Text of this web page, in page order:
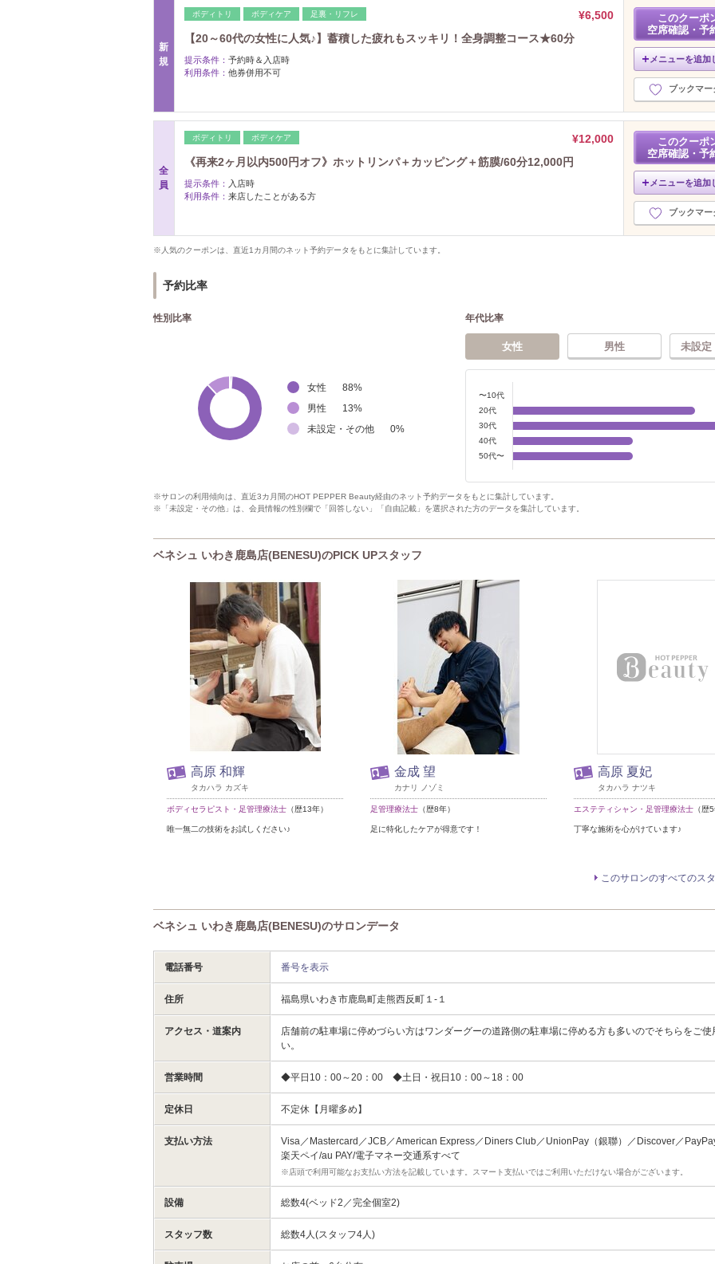
新
規
ボディトリ ボディケア 足裏・リフレ
¥6,500
【20～60代の女性に人気♪】蓄積した疲れもスッキリ！全身調整コース★60分
提示条件： 予約時＆入店時
利用条件： 他券併用不可
このクーポ
空席確認・予
メニューを追加
ブックマー
全
員
ボディトリ ボディケア
¥12,000
《再来2ヶ月以内500円オフ》ホットリンパ＋カッピング＋筋膜/60分12,000円
提示条件：
入店時
利用条件： 来店したことがある方
このクーポ
空席確認・予
メニューを追加
ブックマー
※人気のクーポンは、直近1カ月間のネット予約データをもとに集計しています。
予約比率
性別比率
女性 88%
男性
13%
未設定・その他
0%
年代比率
女性 男性 未設定
〜10代
20代
30代
40代
50代〜
※サロンの利用傾向は、直近3カ月間のHOT PEPPER Beauty経由のネット予約データをもとに集計しています。
※「未設定・その他」は、会員情報の性別欄で「回答しない」「自由記載」を選択された方のデータを集計しています。
ベネシュ いわき鹿島店(BENESU)のPICK UPスタッフ
高原 和輝
タカハラ カズキ
ボディセラピスト・足管理療法士 （歴13年）
唯一無二の技術をお試しください♪
金成 望
カナリ ノゾミ
足管理療法士 （歴8年）
足に特化したケアが得意です！
高原 夏妃
タカハラ ナツキ
エステティシャン・足管理療法士 （歴
丁寧な施術を心がけています♪
このサロンのすべてのス
ベネシュ いわき鹿島店(BENESU)のサロンデータ
電話番号 番号を表示
住所 福島県いわき市鹿島町走熊西反町１-１
アクセス・道案内
店舗前の駐車場に停めづらい方はワンダーグーの道路側の駐車場に停める方も多いのでそちらをご使
い。
営業時間 ◆平日10：00～20：00 ◆土日・祝日10：00～18：00
定休日 不定休【月曜多め】
支払い方法
Visa／Mastercard／JCB／American Express／Diners Club／UnionPay（銀聯）／Discover／
楽天ペイ/au PAY/電子マネー交通系すべて
※店頭で利用可能なお支払い方法を記載しています。スマート支払いではご利用いただけない場合がございます。
設備 総数4(ベッド2／完全個室2)
スタッフ数 総数4人(スタッフ4人)